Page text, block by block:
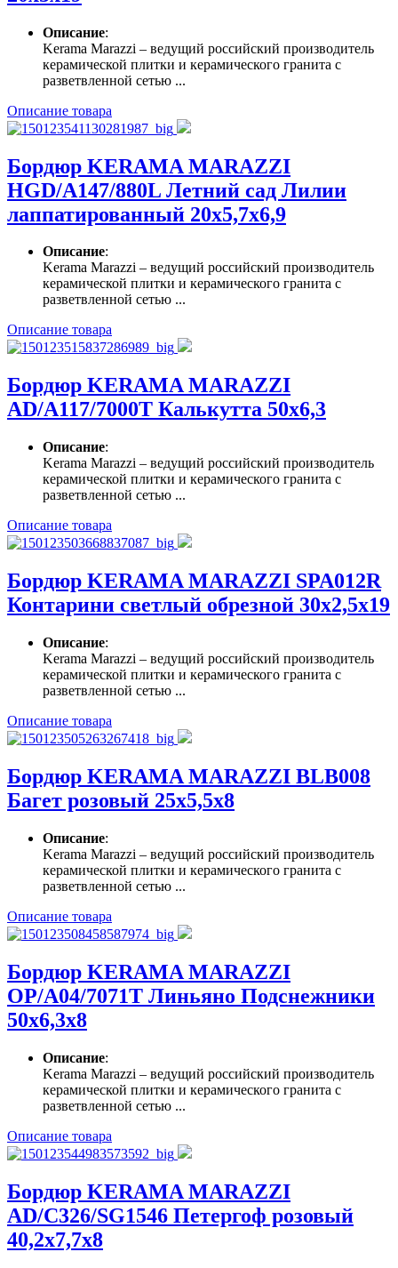
Описание:
Kerama Marazzi – ведущий российский производитель
керамической плитки и керамического гранита с
разветвленной сетью ...
Описание товара
Бордюр KERAMA MARAZZI
HGD/A147/880L Летний сад Лилии
лаппатированный 20х5,7х6,9
Описание:
Kerama Marazzi – ведущий российский производитель
керамической плитки и керамического гранита с
разветвленной сетью ...
Описание товара
Бордюр KERAMA MARAZZI
AD/A117/7000T Калькутта 50х6,3
Описание:
Kerama Marazzi – ведущий российский производитель
керамической плитки и керамического гранита с
разветвленной сетью ...
Описание товара
Бордюр KERAMA MARAZZI SPA012R
Контарини светлый обрезной 30х2,5х19
Описание:
Kerama Marazzi – ведущий российский производитель
керамической плитки и керамического гранита с
разветвленной сетью ...
Описание товара
Бордюр KERAMA MARAZZI BLB008
Багет розовый 25х5,5х8
Описание:
Kerama Marazzi – ведущий российский производитель
керамической плитки и керамического гранита с
разветвленной сетью ...
Описание товара
Бордюр KERAMA MARAZZI
OP/A04/7071T Линьяно Подснежники
50х6,3х8
Описание:
Kerama Marazzi – ведущий российский производитель
керамической плитки и керамического гранита с
разветвленной сетью ...
Описание товара
Бордюр KERAMA MARAZZI
AD/C326/SG1546 Петергоф розовый
40,2х7,7х8